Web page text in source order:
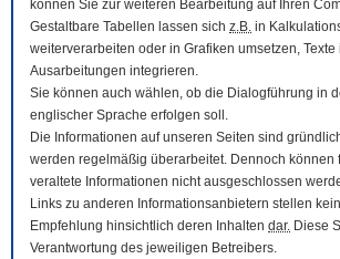
können Sie zur weiteren Bearbeitung auf Ihren
Gestaltbare Tabellen lassen sich z.B. in
weiterverarbeiten oder in Grafiken umsetzen, Texte
Ausarbeitungen integrieren.
Sie können auch wählen, ob die Dialogführung in
englischer Sprache erfolgen soll.
Die Informationen auf unseren Seiten sind
werden regelmäßig überarbeitet. Dennoch können
veraltete Informationen nicht ausgeschlossen
Links zu anderen Informationsanbietern stellen
Empfehlung hinsichtlich deren Inhalten dar. Diese
Verantwortung des jeweiligen Betreibers.